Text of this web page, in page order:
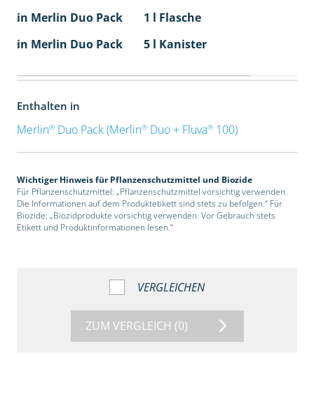
in Merlin Duo Pack
1 l Flasche
in Merlin Duo Pack
5 l Kanister
Enthalten in
Merlin®Duo Pack (Merlin®Duo + Fluva®100)
Wichtiger Hinweis für Pflanzenschutzmittel und Biozide
Für Pflanzenschutzmittel: „Pflanzenschutzmittel vorsichtig verwenden.
Die Informationen auf dem Produktetikett sind stets zu befolgen.“ Für
Biozide: „Biozidprodukte vorsichtig verwenden. Vor Gebrauch stets
Etikett und Produktinformationen lesen.“
VERGLEICHEN
ZUM VERGLEICH (0)